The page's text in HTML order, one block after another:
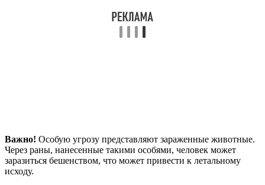
Важно! Особую угрозу представляют зараженные животные.
Через раны, нанесенные такими особями, человек может
заразиться бешенством, что может привести к летальному
исходу.